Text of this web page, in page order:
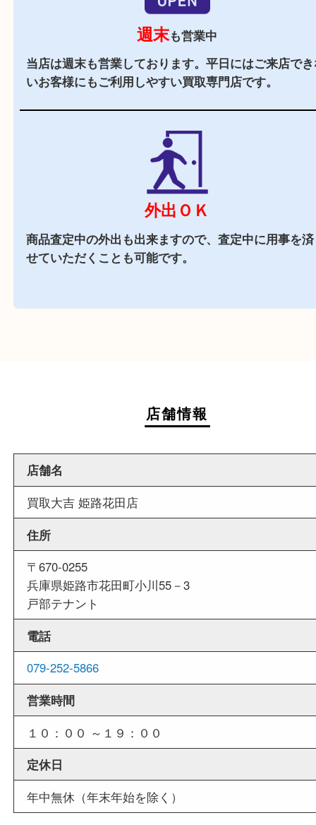
駐車場あり
店舗前に3台分の無料駐車場がございます。
近隣でお買い物
週末
当店は週末も営業しております。平日にはご来店
いお客様にもご利用しやすい買取専門店です。
外出ＯＫ
商品査定中の外出も出来ますので、査定中に用事
せていただくことも可能です。